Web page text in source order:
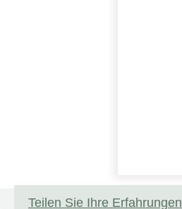
Teilen Sie Ihre Erfahrungen